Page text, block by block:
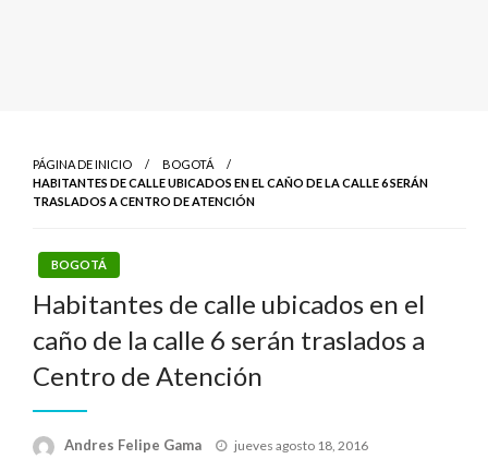
PÁGINA DE INICIO
BOGOTÁ
HABITANTES DE CALLE UBICADOS EN EL CAÑO DE LA CALLE 6 SERÁN
TRASLADOS A CENTRO DE ATENCIÓN
BOGOTÁ
Habitantes de calle ubicados en el
caño de la calle 6 serán traslados a
Centro de Atención
Andres Felipe Gama
Publicado
jueves agosto 18, 2016